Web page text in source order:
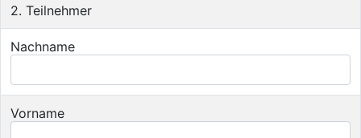
2. Teilnehmer
Nachname
Vorname